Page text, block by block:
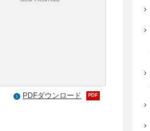
PDFダウンロード PDF